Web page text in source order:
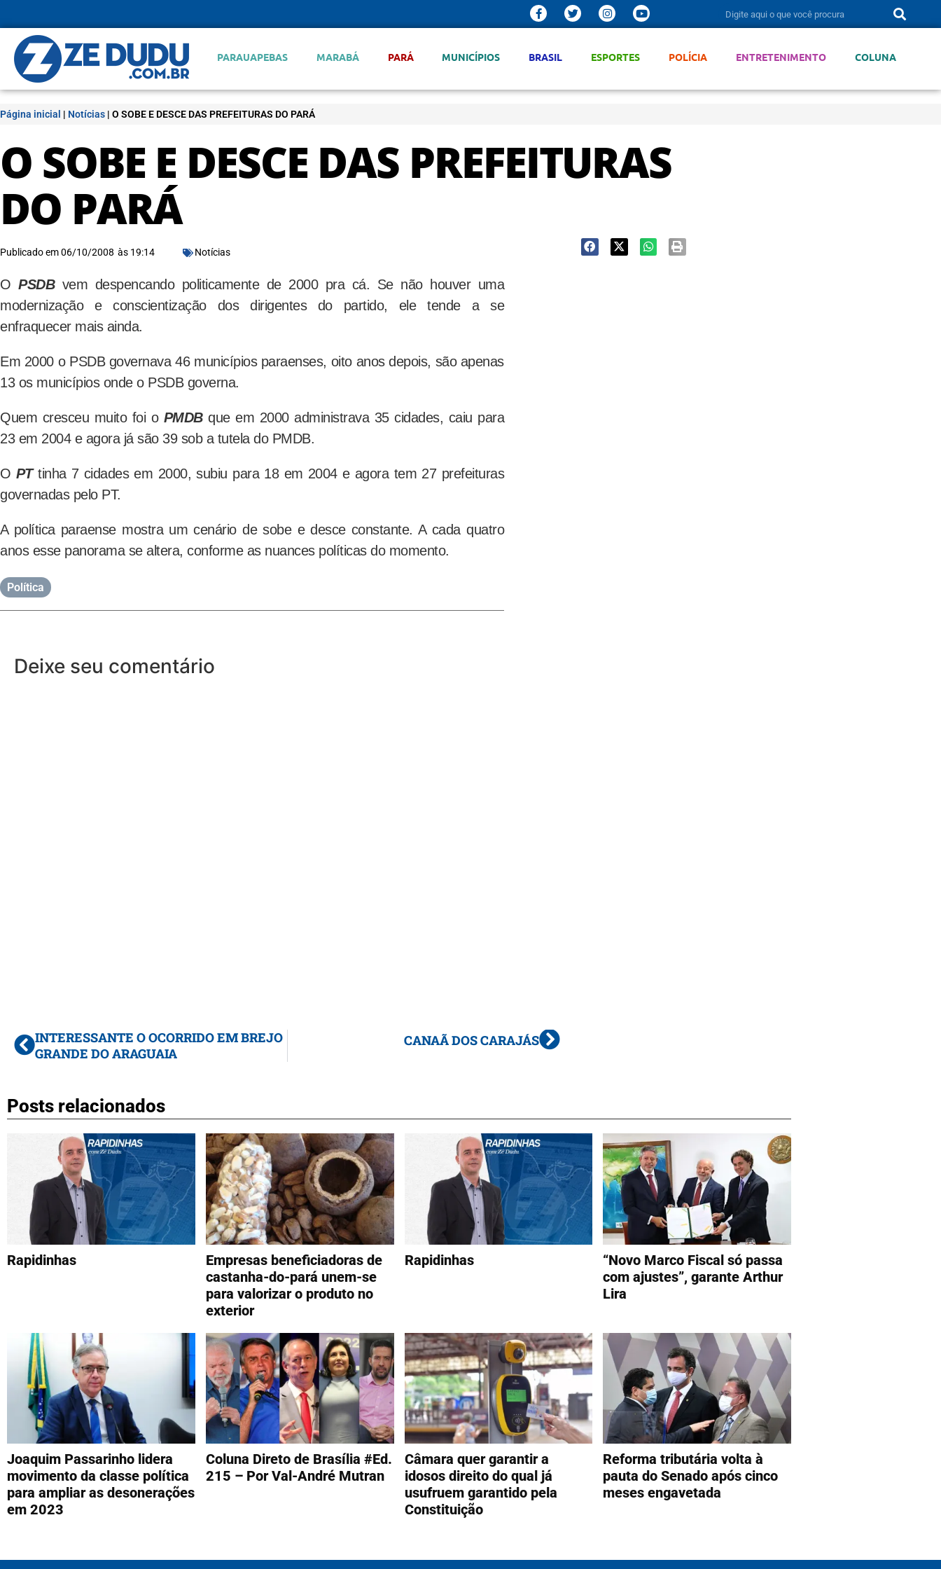
PARAUAPEBAS MARABÁ PARÁ MUNICÍPIOS BRASIL ESPORTES POLÍCIA ENTRETENIMENTO COLUNA
Página inicial | Notícias | O SOBE E DESCE DAS PREFEITURAS DO PARÁ
O SOBE E DESCE DAS PREFEITURAS
DO PARÁ
Publicado em06/10/2008 às 19:14 Notícias
O PSDBvem despencando politicamente de 2000 pra cá. Se não houver uma
modernização e conscientização dos dirigentes do partido, ele tende a se
enfraquecer mais ainda.
Em 2000 o PSDB governava 46 municípios paraenses, oito anos depois, são apenas
13 os municípios onde o PSDB governa.
Quem cresceu muito foi o PMDBque em 2000 administrava 35 cidades, caiu para
23 em 2004 e agora já são 39 sob a tutela do PMDB.
O PTtinha 7 cidades em 2000, subiu para 18 em 2004 e agora tem 27 prefeituras
governadas pelo PT.
A política paraense mostra um cenário de sobe e desce constante. A cada quatro
anos esse panorama se altera, conforme as nuances políticas do momento.
Política
Deixe seu comentário
INTERESSANTE O OCORRIDO EM BREJO
GRANDE DO ARAGUAIA
CANAÃ DOS CARAJÁS
Posts relacionados
Rapidinhas
Empresas beneficiadoras de
castanha-do-pará unem-se
para valorizar o produto no
exterior
Rapidinhas
“Novo Marco Fiscal só passa
com ajustes”, garante Arthur
Lira
Joaquim Passarinho lidera
movimento da classe política
para ampliar as desonerações
em 2023
Coluna Direto de Brasília #Ed.
215 – Por Val-André Mutran
Câmara quer garantir a
idosos direito do qual já
usufruem garantido pela
Constituição
Reforma tributária volta à
pauta do Senado após cinco
meses engavetada